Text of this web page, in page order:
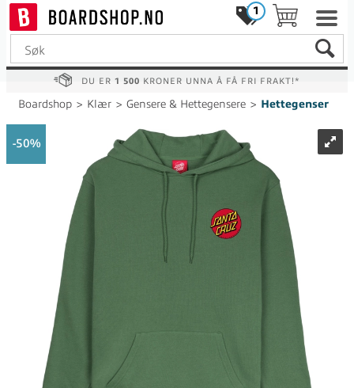
1
DU ER 1 500 KRONER UNNA Å FÅ FRI FRAKT!*
Boardshop>Klær>Gensere & Hettegensere>Hettegenser
50%